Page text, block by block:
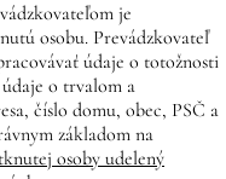
je
osobu. Prevádzkovateľ
údaje o totožnosti
o trvalom a
číslo domu, obec, PSČ a
základom na
osoby udelený